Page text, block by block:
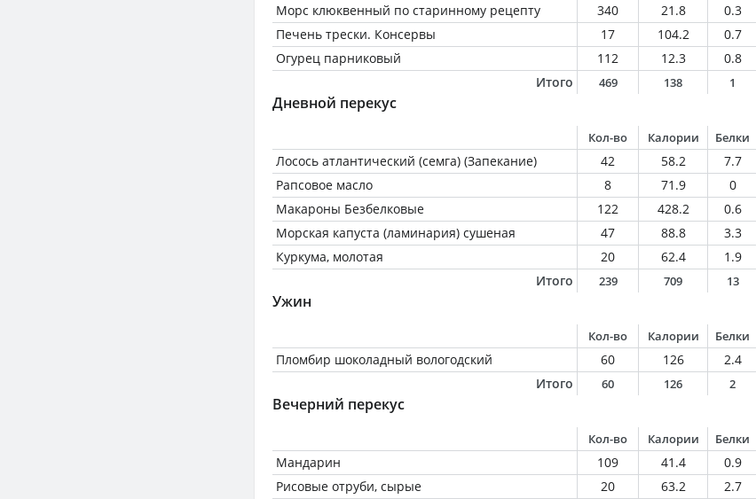
Морс клюквенный по старинному рецепту 340 21.8 0.3
Печень трески. Консервы
17 104.2 0.7
Огурец парниковый
112 12.3 0.8
Итого
469 138 1
Дневной перекус
Кол-во Калории Белки
Лосось атлантический (семга) (Запекание) 42 58.2 7.7
Рапсовое масло
8 71.9 0
Макароны Безбелковые
122 428.2 0.6
Морская капуста (ламинария) сушеная
47 88.8 3.3
Куркума, молотая
20 62.4 1.9
Итого
239 709 13
Ужин
Кол-во Калории Белки
Пломбир шоколадный вологодский 60 126 2.4
Итого
60 126 2
Вечерний перекус
Кол-во Калории Белки
Мандарин 109 41.4 0.9
Рисовые отруби, сырые
20 63.2 2.7